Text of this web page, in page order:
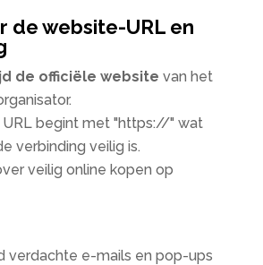
de website-URL en
de officiële website van het
begint met "https://" wat
verbinding veilig is.
veilig online kopen op
verdachte e-mails en pop-ups